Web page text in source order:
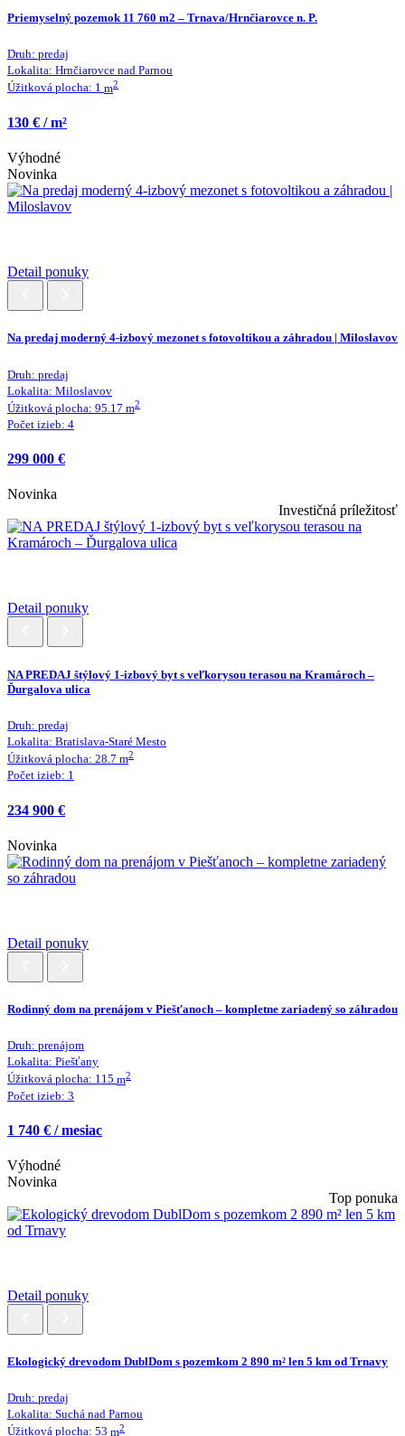
Priemyselný pozemok 11 760 m2 – Trnava/Hrnčiarovce n. P.
Druh: predaj
Lokalita: Hrnčiarovce nad Parnou
Úžitková plocha: 1 m2
130 € / m²
Výhodné
Novinka
Detail ponuky
Na predaj moderný 4-izbový mezonet s fotovoltikou a záhradou | Miloslavov
Druh: predaj
Lokalita: Miloslavov
Úžitková plocha: 95.17 m2
Počet izieb: 4
299 000 €
Novinka
Investičná príležitosť
Detail ponuky
NA PREDAJ štýlový 1-izbový byt s veľkorysou terasou na Kramároch –
Ďurgalova ulica
Druh: predaj
Lokalita: Bratislava-Staré Mesto
Úžitková plocha: 28.7 m2
Počet izieb: 1
234 900 €
Novinka
Detail ponuky
Rodinný dom na prenájom v Piešťanoch – kompletne zariadený so záhradou
Druh: prenájom
Lokalita: Piešťany
Úžitková plocha: 115 m2
Počet izieb: 3
1 740 € / mesiac
Výhodné
Novinka
Top ponuka
Detail ponuky
Ekologický drevodom DublDom s pozemkom 2 890 m² len 5 km od Trnavy
Druh: predaj
Lokalita: Suchá nad Parnou
Úžitková plocha: 53 m2